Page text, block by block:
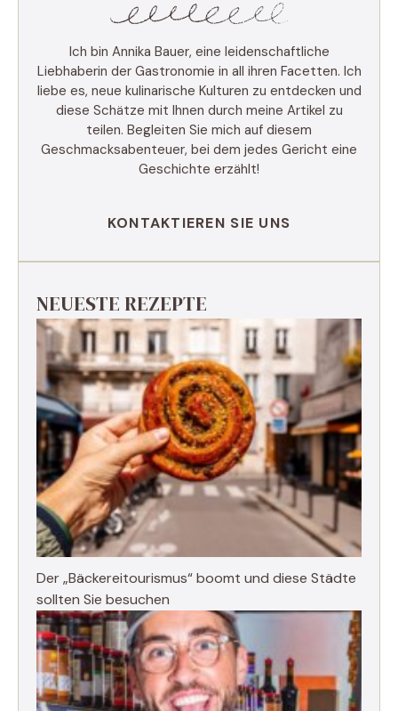
Ich bin Annika Bauer, eine leidenschaftliche
Liebhaberin der Gastronomie in all ihren Facetten. Ich
liebe es, neue kulinarische Kulturen zu entdecken und
diese Schätze mit Ihnen durch meine Artikel zu
teilen. Begleiten Sie mich auf diesem
Geschmacksabenteuer, bei dem jedes Gericht eine
Geschichte erzählt!
KONTAKTIEREN SIE UNS
NEUESTE REZEPTE
Der „Bäckereitourismus“ boomt und diese Städte
sollten Sie besuchen